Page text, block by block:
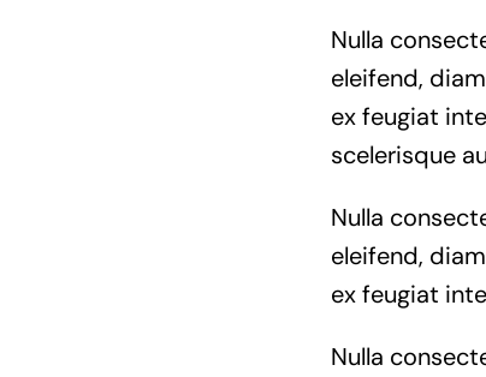
Nulla
eleifend,
ex feugiat
scelerisque
Nulla
eleifend,
ex feugiat
Nulla